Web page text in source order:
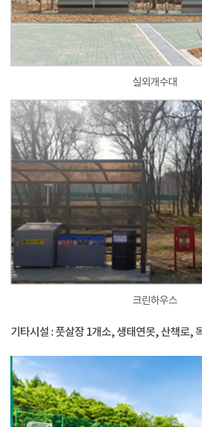
실외개수대
크린하우스
기타시설 : 풋살장 1개소, 생태연못, 산책로,